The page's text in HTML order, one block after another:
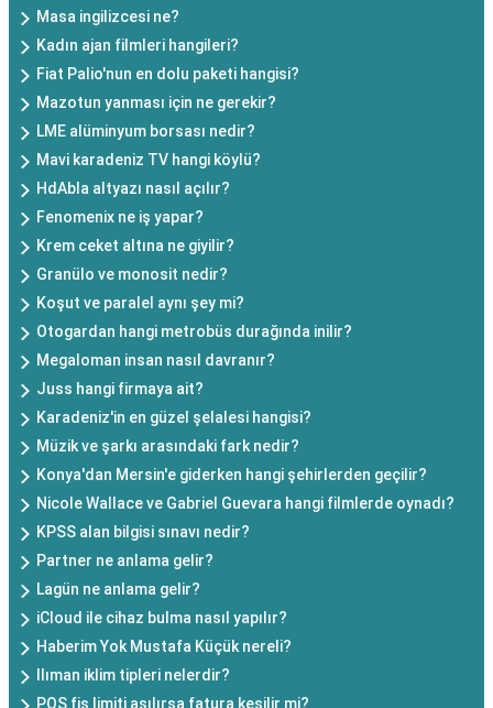
Masa ingilizcesi ne?
Kadın ajan filmleri hangileri?
Fiat Palio'nun en dolu paketi hangisi?
Mazotun yanması için ne gerekir?
LME alüminyum borsası nedir?
Mavi karadeniz TV hangi köylü?
HdAbla altyazı nasıl açılır?
Fenomenix ne iş yapar?
Krem ceket altına ne giyilir?
Granülo ve monosit nedir?
Koşut ve paralel aynı şey mi?
Otogardan hangi metrobüs durağında inilir?
Megaloman insan nasıl davranır?
Juss hangi firmaya ait?
Karadeniz'in en güzel şelalesi hangisi?
Müzik ve şarkı arasındaki fark nedir?
Konya'dan Mersin'e giderken hangi şehirlerden geçilir?
Nicole Wallace ve Gabriel Guevara hangi filmlerde oynadı?
KPSS alan bilgisi sınavı nedir?
Partner ne anlama gelir?
Lagün ne anlama gelir?
iCloud ile cihaz bulma nasıl yapılır?
Haberim Yok Mustafa Küçük nereli?
Ilıman iklim tipleri nelerdir?
POS fiş limiti aşılırsa fatura kesilir mi?